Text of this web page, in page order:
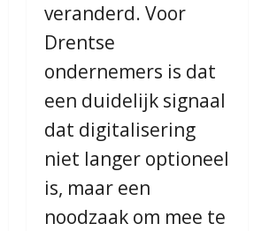
veranderd. Voor
Drentse
ondernemers is dat
een duidelijk signaal
dat digitalisering
niet langer optioneel
is, maar een
noodzaak om mee te